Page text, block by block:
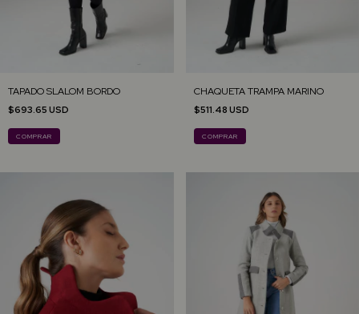
TAPADO SLALOM BORDO
$693.65 USD
COMPRAR
CHAQUETA TRAMPA MARINO
$511.48 USD
COMPRAR